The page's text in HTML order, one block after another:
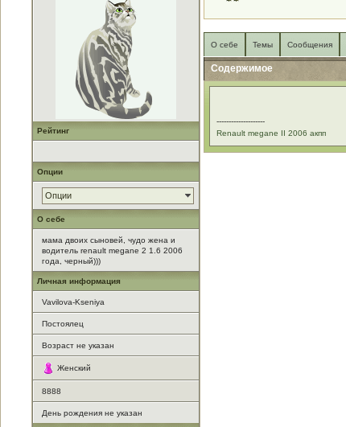
Рейтинг
Опции
Опции
О себе
мама двоих сыновей, чудо жена и
водитель renault megane 2 1.6 2006
года, черный)))
Личная информация
Vavilova-Kseniya
Постоялец
Возраст не указан
Женский
8888
День рождения не указан
О себе Темы Сообщения
Содержимое
--------------------
Renault megane II 2006 акпп